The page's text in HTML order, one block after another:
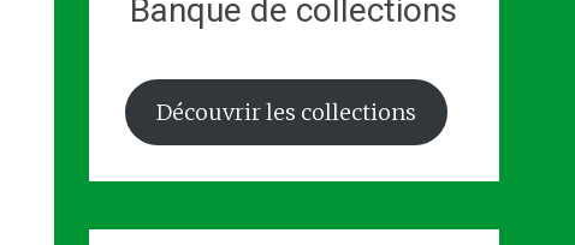
Banque de collections
Découvrir les collections